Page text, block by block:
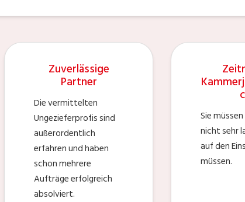
Zuverlässige
Partner
Die vermittelten
Ungezieferprofis sind
außerordentlich
erfahren und haben
schon mehrere
Aufträge erfolgreich
absolviert.
Sie
nicht sehr
auf den
müssen.